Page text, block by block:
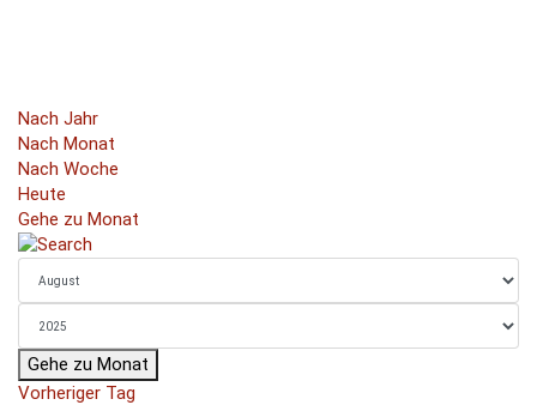
Nach Jahr
Nach Monat
Nach Woche
Heute
Gehe zu Monat
Gehe zu Monat
Vorheriger Tag